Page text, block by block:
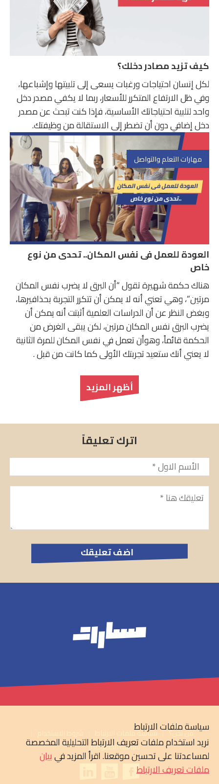
سياسة ملفات الارتباط
نريد استخدام ملفات تعريف الارتباط التحليلية المخصصة
لمساعدتنا على تحسين موقعنا. اقرأ المزيد فيبيان
ملفات تعريف الارتباط
كيف تزيد مصادر دخلك؟
لكل إنسان احتياجات ورغبات يسعى إلى تلبيتها وإشباعها،
وفي ظل الارتفاع المتكرر للأسعار، ربما لا يكفي مصدر دخل
واحد لتلبية احتياجاتك الأساسية، فإذا كنت تبحث عن مصدر
دخل إضافي دون أن تضطر إلى الاستقالة من وظيفتك.
مهارات التعلم والتواصل
العودة للعمل فى نفس المكان.. تحدى من نوع
خاص
هناك حكمة شهيرة تقول “أن البرق لا يضرب نفس المكان
مرتين”، وهي تعني أنه لا يمكن أن تتكرر التجربة بحذافيرها،
وبغض النظر عن أن الدراسات العلمية أثبتت أنه يمكن أن
يضرب البرق نفس المكان مرتين، لكن يبقى الغرض من
الحكمة قائماً، وهوأن تعمل في نفس المكان للمرة الثانية
لا يعني أنك ستعيد تجربتك الأولى كما كانت من قبل .
أظهر المزيد
اترك تعليقاً
الأسم*
تعليق
من نحن؟ سياسة ملفات الارتباط
سياسة الخصوصية